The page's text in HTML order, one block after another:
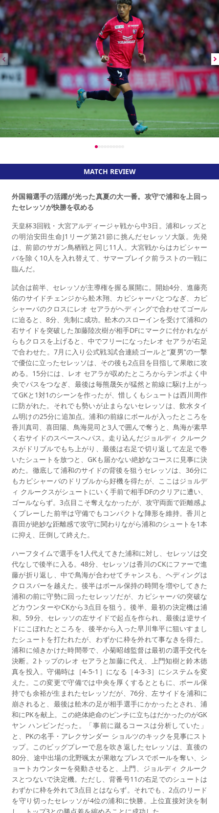
MATCH REVIEW
外国籍選手の活躍が光った真夏の大一番。攻守で浦和を上回っ
たセレッソが快勝を収める
天皇杯3回戦・大宮アルディージャ戦から中3日。浦和レッズと
の明治安田生命J1リーグ第21節に挑んだセレッソ大阪。先発
は、前節のサガン鳥栖戦と同じ11人。大宮戦からはカピシャー
バを除く10人を入れ替えて、サマーブレイク前ラストの一戦に
臨んだ。
試合は前半、セレッソが主導権を握る展開に。開始4分、進藤亮
佑のサイドチェンジから舩木翔、カピシャーバとつなぎ、カピ
シャーバのクロスにレオ セアラがヘディングで合わせてゴール
に迫ると、8分、先制に成功。舩木のスローインを受けて浦和の
右サイドを突破した加藤陸次樹が相手DFにマークに付かれなが
らもクロスを上げると、中でフリーになったレオ セアラが右足
で合わせた。7月に入り公式戦3試合連続ゴールと“夏男”の一撃
で優位に立ったセレッソは、その後も2点目を目指して果敢に攻
める。15分には、レオ セアラが収めたところからテンポよく中
央でパスをつなぎ、最後は毎熊晟矢が猛然と前線に駆け上がっ
てGKと1対1のシーンを作ったが、惜しくもシュートは西川周作
に防がれた。それでも勢いが止まらないセレッソは、飲水タイ
ム明けの25分に追加点。浦和の前線にボールが入ったところを
香川真司、喜田陽、鳥海晃司と3人で囲んで奪うと、鳥海が素早
く右サイドのスペースへパス。走り込んだジョルディ クルーク
スがドリブルでもち上がり、最後は右足で切り返して左足で巻
いたシュートを放つと、GKも届かない絶妙なコースに見事に決
めた。徹底して浦和のサイドの背後を狙うセレッソは、36分に
もカピシャーバのドリブルから好機を得たが、ここはジョルデ
ィ クルークスがシュートにいく手前で相手DFのクリアに遭い、
ゴールならず。3点目こそ奪えなかったが、攻守両面で距離感よ
くプレーした前半は守備でもコンパクトな陣形を維持。香川と
喜田が絶妙な距離感で攻守に関わりながら浦和のシュートを1本
に抑え、圧倒して終えた。
ハーフタイムで選手を1人代えてきた浦和に対し、セレッソは交
代なしで後半に入る。48分、セレッソは香川のCKにファーで進
藤が折り返し、中で鳥海が合わせてチャンスも、ヘディングは
クロスバーを越えた。後半はボール保持の時間を増やしてきた
浦和の前に守勢に回ったセレッソだが、カピシャーバの突破な
どカウンターやCKから3点目を狙う。後半、最初の決定機は浦
和。59分、セレッソの左サイドで起点を作られ、最後は逆サイ
ドにこぼれたところを、後半から入った早川隼平に狙いすまし
たシュートを打たれたが、わずかに枠を外れて事なきを得た。
浦和に傾きかけた時間帯で、小菊昭雄監督は最初の選手交代を
決断。2トップのレオ セアラと加藤に代え、上門知樹と鈴木徳
真を投入。守備時は［4-5-1］になる［4-3-3］にシステムを変
えた。この変更で守備では中央を厚くするとともに、ボール保
持でも余裕が生まれたセレッソだが、76分、左サイドを浦和に
崩されると、最後は舩木の足が相手選手にかかったとされ、浦
和にPKを献上。この絶体絶命のピンチに立ちはだかったのがGK
ヤン ハンビンだった。「事前に蹴るコースは分析していた」
と、PKの名手・アレクサンダー ショルツのキックを見事にスト
ップ。このビッグプレーで息を吹き返したセレッソは、直後の
80分、途中出場の北野颯太が果敢なプレスでボールを奪い、シ
ョートカウンターを発動させると、上門、ジョルディ クルーク
スとつないで決定機。ただし、背番号11の右足でのシュートは
わずかに枠を外れて3点目とはならず。それでも、2点のリード
を守り切ったセレッソが4位の浦和に快勝。上位直接対決を制
し、トップ3との勝点差を縮めることに成功した。